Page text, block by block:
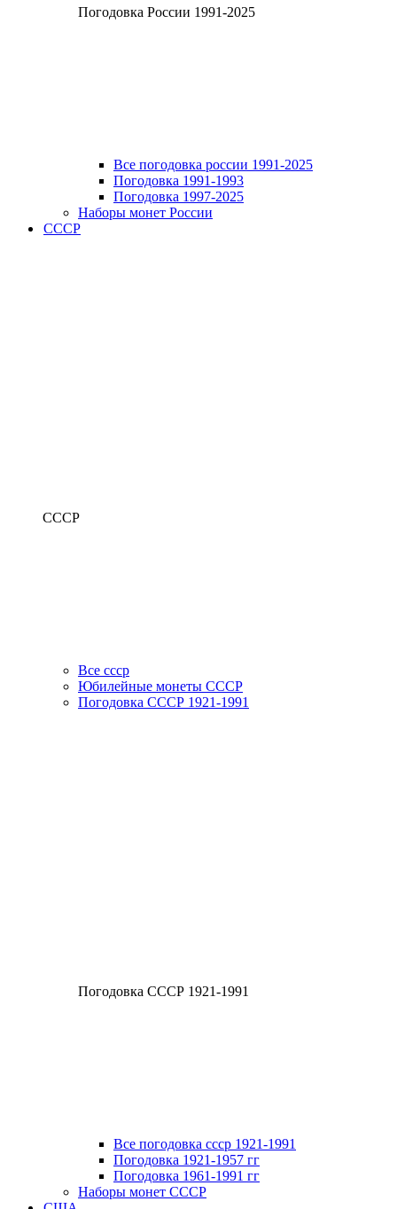
Погодовка России 1991-2025
Все погодовка россии 1991-2025
Погодовка 1991-1993
Погодовка 1997-2025
Наборы монет России
СССР
СССР
Все ссср
Юбилейные монеты СССР
Погодовка СССР 1921-1991
Погодовка СССР 1921-1991
Все погодовка ссср 1921-1991
Погодовка 1921-1957 гг
Погодовка 1961-1991 гг
Наборы монет СССР